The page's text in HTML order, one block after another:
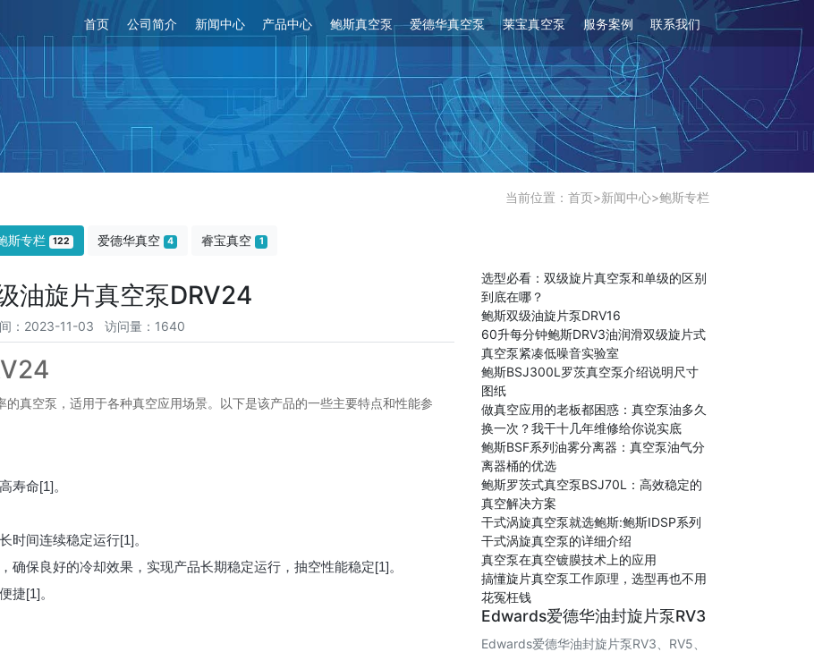
首页 公司简介 新闻中心 产品中心 鲍斯真空泵 爱德华真空泵 莱宝真空泵 服务案例 联系我们
当前位置： 首页>新闻中心>鲍斯专栏
斯专栏 122 爱德华真空 4 睿宝真空 1
油旋片真空泵DRV24
：2023-11-03 访问量：1640
真空泵，适用于各种真空应用场景。以下是该产品的一些主要特点和性能参
寿命[1]。
时间连续稳定运行[1]。
确保良好的冷却效果，实现产品长期稳定运行，抽空性能稳定[1]。
捷[1]。
选型必看：双级旋片真空泵和单级的区别
到底在哪？
鲍斯双级油旋片泵DRV16
60升每分钟鲍斯DRV3油润滑双级旋片式
真空泵紧凑低噪音实验室
鲍斯BSJ300L罗茨真空泵介绍说明尺寸
图纸
做真空应用的老板都困惑：真空泵油多久
换一次？我干十几年维修给你说实底
鲍斯BSF系列油雾分离器：真空泵油气分
离器桶的优选
鲍斯罗茨式真空泵BSJ70L：高效稳定的
真空解决方案
干式涡旋真空泵就选鲍斯:鲍斯IDSP系列
干式涡旋真空泵的详细介绍
真空泵在真空镀膜技术上的应用
搞懂旋片真空泵工作原理，选型再也不用
花冤枉钱
Edwards爱德华油封旋片泵RV3
Edwards爱德华油封旋片泵RV3、RV5、